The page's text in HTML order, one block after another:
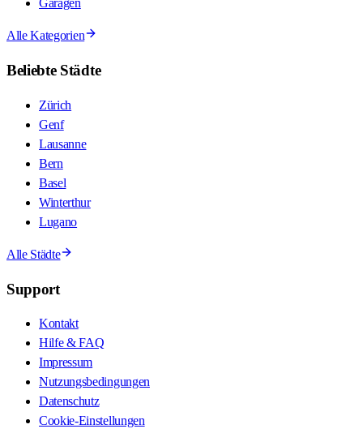
Garagen
Alle Kategorien
Beliebte Städte
Zürich
Genf
Lausanne
Bern
Basel
Winterthur
Lugano
Alle Städte
Support
Kontakt
Hilfe & FAQ
Impressum
Nutzungsbedingungen
Datenschutz
Cookie-Einstellungen